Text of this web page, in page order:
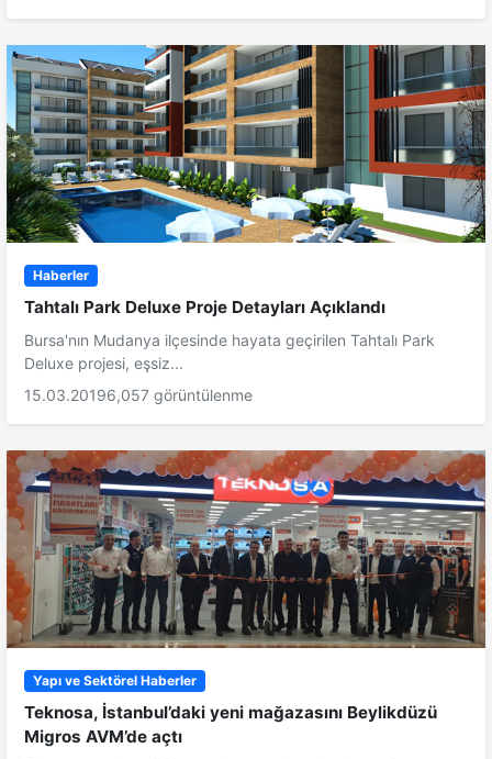
Haberler
Tahtalı Park Deluxe Proje Detayları Açıklandı
Bursa'nın Mudanya ilçesinde hayata geçirilen Tahtalı Park
Deluxe projesi, eşsiz...
15.03.20196,057 görüntülenme
Yapı ve Sektörel Haberler
Teknosa, İstanbul’daki yeni mağazasını Beylikdüzü
Migros AVM’de açtı